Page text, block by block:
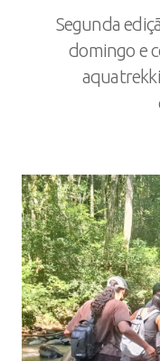
Segunda
domingo e